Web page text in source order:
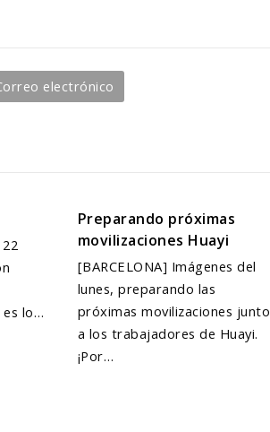
electrónico
es lo…
Preparando próximas
movilizaciones Huayi
[BARCELONA] Imágenes del
lunes, preparando las
próximas movilizaciones junto
a los trabajadores de Huayi.
¡Por…